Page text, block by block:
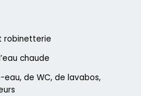
robinetterie
chaude
de WC, de lavabos,